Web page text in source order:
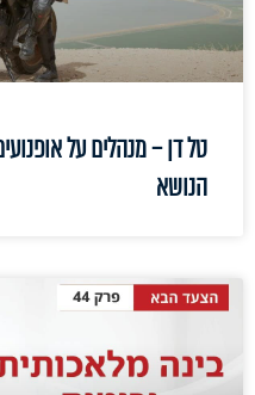
טל דן – מנהלים על
הנושא